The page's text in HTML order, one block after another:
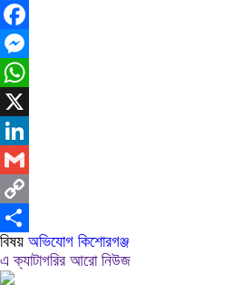
Facebook
Messenger
WhatsApp
X
LinkedIn
Gmail
Copy
Link
Share
বিষয় অভিযোগ কিশোরগঞ্জ
এ ক্যাটাগরির আরো নিউজ